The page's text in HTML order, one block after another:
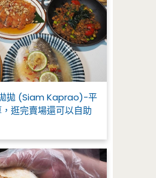
拋 (Siam Kaprao)-平
逛完賣場還可以自助